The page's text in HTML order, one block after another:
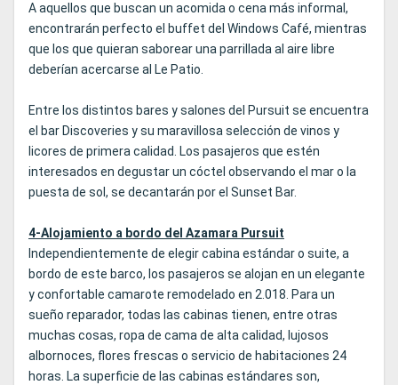
A aquellos que buscan un acomida o cena más informal,
encontrarán perfecto el buffet del Windows Café, mientras
que los que quieran saborear una parrillada al aire libre
deberían acercarse al Le Patio.
Entre los distintos bares y salones del Pursuit se encuentra
el bar Discoveries y su maravillosa selección de vinos y
licores de primera calidad. Los pasajeros que estén
interesados en degustar un cóctel observando el mar o la
puesta de sol, se decantarán por el Sunset Bar.
4-Alojamiento a bordo del Azamara Pursuit
Independientemente de elegir cabina estándar o suite, a
bordo de este barco, los pasajeros se alojan en un elegante
y confortable camarote remodelado en 2.018. Para un
sueño reparador, todas las cabinas tienen, entre otras
muchas cosas, ropa de cama de alta calidad, lujosos
albornoces, flores frescas o servicio de habitaciones 24
horas. La superficie de las cabinas estándares son,